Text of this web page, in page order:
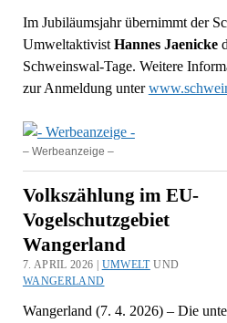
Im Jubiläumsjahr übernimmt der
Umweltaktivist Hannes Jaenicke
Schweinswal-Tage. Weitere
zur Anmeldung unter
– Werbeanzeige –
Volkszählung im EU-
Vogelschutzgebiet
Wangerland
7. APRIL 2026 | UMWELTUND
WANGERLAND
Wangerland (7. 4. 2026) – Die